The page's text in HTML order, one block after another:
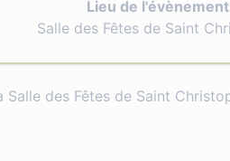
Lieu de l'évènement
Salle des Fêtes de Saint
des Fêtes de Saint